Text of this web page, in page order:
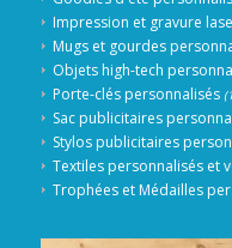
Impression et gravure
Mugs et gourdes
Objets high-tech
Porte-clés personnalisés
Sac publicitaires
Stylos publicitaires
Textiles personnalisés et
Trophées et Médailles